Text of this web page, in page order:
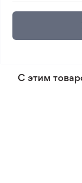
С этим